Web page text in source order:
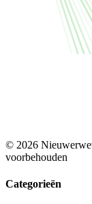
© 2026
voorbehouden
Categorieën